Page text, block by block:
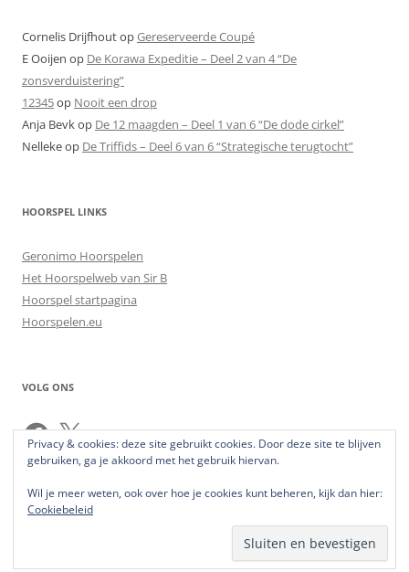
Cornelis DrijfhoutopGereserveerde Coupé
E Ooijen op De Korawa Expeditie – Deel 2 van 4 “De
zonsverduistering”
12345op Nooit een drop
Anja Bevkop De 12 maagden – Deel 1 van 6 “De dode cirkel”
Nellekeop De Triffids – Deel 6 van 6 “Strategische terugtocht”
HOORSPEL LINKS
Geronimo Hoorspelen
Het Hoorspelweb van Sir B
Hoorspel startpagina
Hoorspelen.eu
VOLG ONS
Facebook
X
Privacy & cookies: deze site gebruikt cookies. Door deze site te blijven
gebruiken, ga je akkoord met het gebruik hiervan.
Wil je meer weten, ook over hoe je cookies kunt beheren, kijk dan hier:
Cookiebeleid